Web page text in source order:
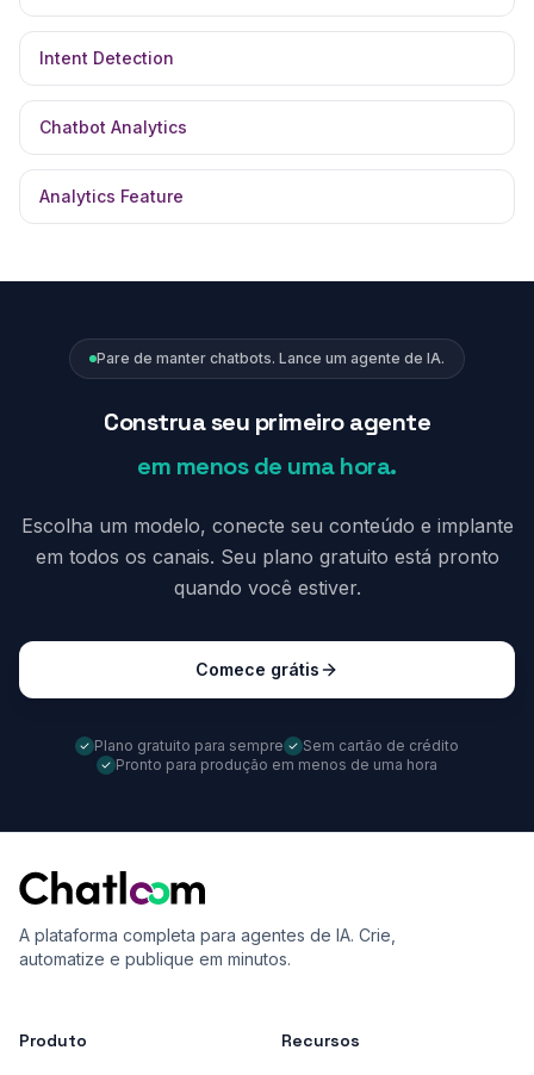
Intent Detection
Chatbot Analytics
Analytics Feature
Pare de manter chatbots. Lance um agente de IA.
Construa seu primeiro agente
em menos de uma hora.
Escolha um modelo, conecte seu conteúdo e implante
em todos os canais. Seu plano gratuito está pronto
quando você estiver.
Comece grátis
Plano gratuito para sempre
Sem cartão de crédito
Pronto para produção em menos de uma hora
A plataforma completa para agentes de IA. Crie,
automatize e publique em minutos.
Produto Recursos